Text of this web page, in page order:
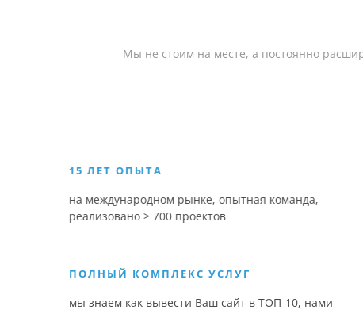
Мы не стоим на месте, а постоянно
15 ЛЕТ ОПЫТА
на международном рынке, опытная команда,
реализовано > 700 проектов
ПОЛНЫЙ КОМПЛЕКС УСЛУГ
мы знаем как вывести Ваш сайт в ТОП-10, нами